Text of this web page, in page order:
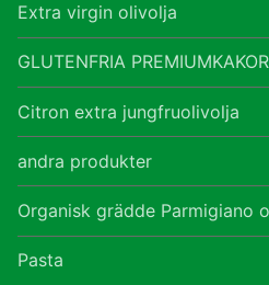
Extra virgin olivolja
GLUTENFRIA PREMIUMKAKOR
Citron extra jungfruolivolja
andra produkter
Organisk grädde Parmigiano
Pasta